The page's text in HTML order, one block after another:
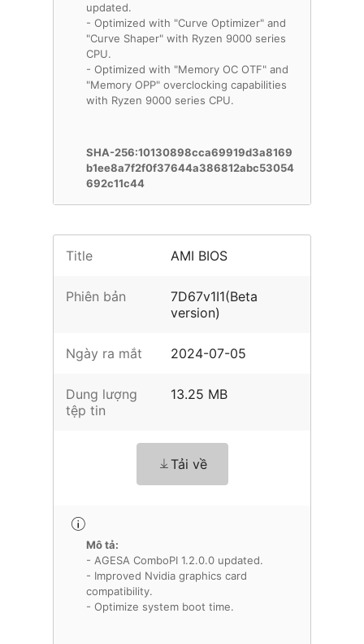
updated.
- Optimized with "Curve Optimizer" and
"Curve Shaper" with Ryzen 9000 series
CPU.
- Optimized with "Memory OC OTF" and
"Memory OPP" overclocking capabilities
with Ryzen 9000 series CPU.
SHA-256:10130898cca69919d3a8169
b1ee8a7f2f0f37644a386812abc53054
692c11c44
Title AMI BIOS
Phiên bản
7D67v1I1(Beta
version)
Ngày ra mắt 2024-07-05
Dung lượng
tệp tin
13.25 MB
Tải về
Mô tả:
- AGESA ComboPI 1.2.0.0 updated.
- Improved Nvidia graphics card
compatibility.
- Optimize system boot time.